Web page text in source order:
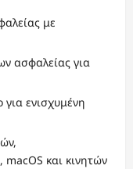
με
ασφαλείας για
ενισχυμένη
και κινητών